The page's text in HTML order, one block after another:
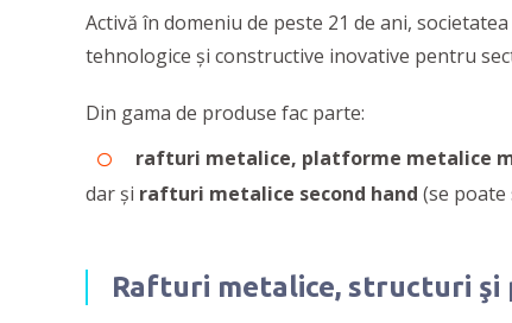
Activă în domeniu de peste 21 de ani,
tehnologice și constructive inovative pentru
Din gama de produse fac parte:
rafturi metalice, platforme metalice
dar și rafturi metalice second hand (se
Rafturi metalice, structuri